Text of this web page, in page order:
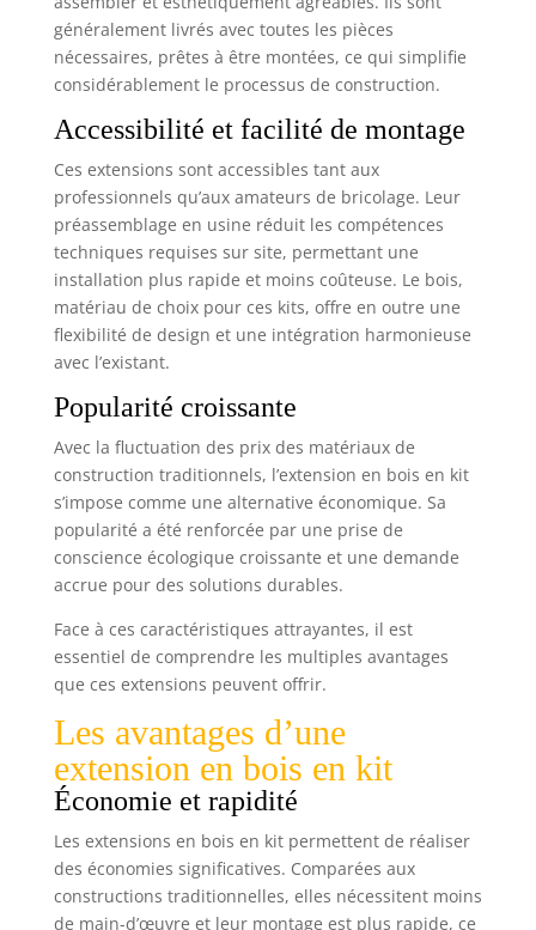
généralement livrés avec toutes les pièces
nécessaires, prêtes à être montées, ce qui simplifie
considérablement le processus de construction.
Accessibilité et facilité de montage
Ces extensions sont accessibles tant aux
professionnels qu’aux amateurs de bricolage. Leur
préassemblage en usine réduit les compétences
techniques requises sur site, permettant une
installation plus rapide et moins coûteuse. Le bois,
matériau de choix pour ces kits, offre en outre une
flexibilité de design et une intégration harmonieuse
avec l’existant.
Popularité croissante
Avec la fluctuation des prix des matériaux de
construction traditionnels, l’extension en bois en kit
s’impose comme une alternative économique. Sa
popularité a été renforcée par une prise de
conscience écologique croissante et une demande
accrue pour des solutions durables.
Face à ces caractéristiques attrayantes, il est
essentiel de comprendre les multiples avantages
que ces extensions peuvent offrir.
Les avantages d’une
extension en bois en kit
Économie et rapidité
Les extensions en bois en kit permettent de réaliser
des économies significatives. Comparées aux
constructions traditionnelles, elles nécessitent moins
de main-d’œuvre et leur montage est plus rapide, ce